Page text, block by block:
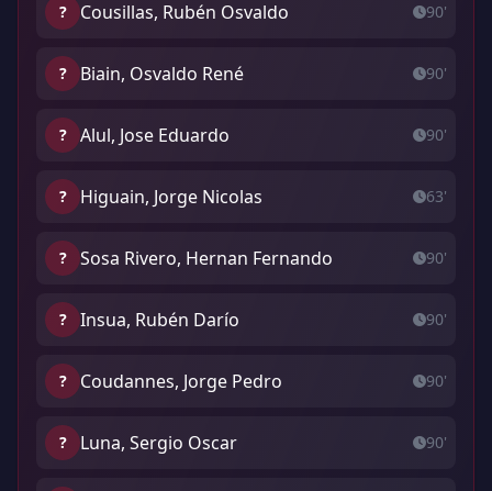
? Cousillas, Rubén Osvaldo 90'
? Biain, Osvaldo René 90'
? Alul, Jose Eduardo 90'
? Higuain, Jorge Nicolas 63'
? Sosa Rivero, Hernan Fernando 90'
? Insua, Rubén Darío 90'
? Coudannes, Jorge Pedro 90'
? Luna, Sergio Oscar 90'